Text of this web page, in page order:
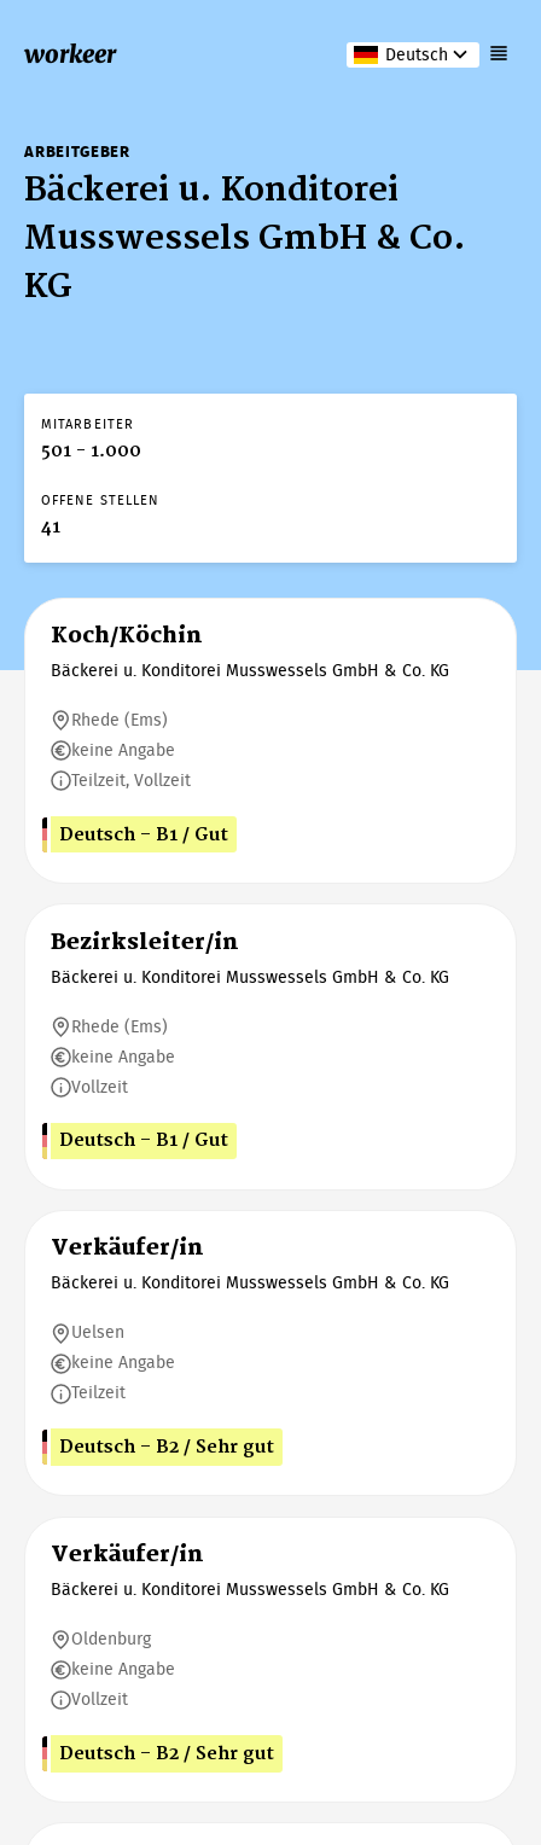
workeer Deutsch
ARBEITGEBER
Bäckerei u. Konditorei
Musswessels GmbH & Co.
KG
MITARBEITER
501 - 1.000
OFFENE STELLEN
41
Koch/Köchin
Bäckerei u. Konditorei Musswessels GmbH & Co. KG
Rhede (Ems)
keine Angabe
Teilzeit, Vollzeit
Deutsch - B1 / Gut
Bezirksleiter/in
Bäckerei u. Konditorei Musswessels GmbH & Co. KG
Rhede (Ems)
keine Angabe
Vollzeit
Deutsch - B1 / Gut
Verkäufer/in
Bäckerei u. Konditorei Musswessels GmbH & Co. KG
Uelsen
keine Angabe
Teilzeit
Deutsch - B2 / Sehr gut
Verkäufer/in
Bäckerei u. Konditorei Musswessels GmbH & Co. KG
Oldenburg
keine Angabe
Vollzeit
Deutsch - B2 / Sehr gut